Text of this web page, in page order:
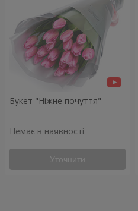
Букет "Ніжне почуття"
Немає в наявності
Уточнити